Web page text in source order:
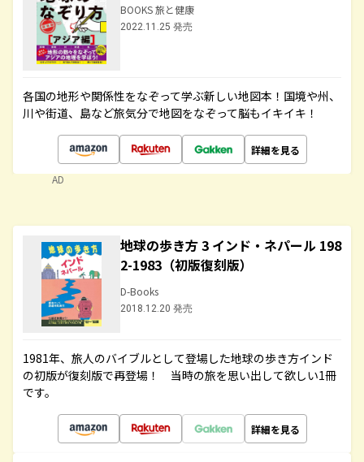
BOOKS 旅と健康
2022.11.25 発売
各国の地形や関係性をなぞって学ぶ新しい地図本！国境や州、
川や街道、島など旅気分で地図をなぞって脳もイキイキ！
詳細を見る
AD
地球の歩き方 3 インド・ネパール 198
2-1983（初版復刻版）
D-Books
2018.12.20 発売
1981年、旅人のバイブルとして登場した地球の歩き方インド
の初版が復刻版で再登場！ 当時の旅を思い出して欲しい1冊
です。
詳細を見る